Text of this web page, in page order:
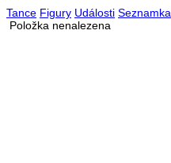
Tance Figury Události Seznamka
Položka nenalezena